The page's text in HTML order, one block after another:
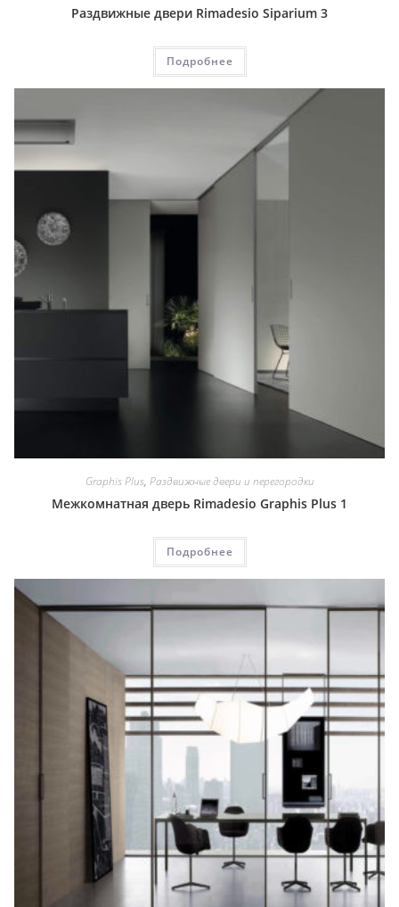
Раздвижные двери Rimadesio Siparium 3
Подробнее
Graphis Plus, Раздвижные двери и перегородки
Межкомнатная дверь Rimadesio Graphis Plus 1
Подробнее